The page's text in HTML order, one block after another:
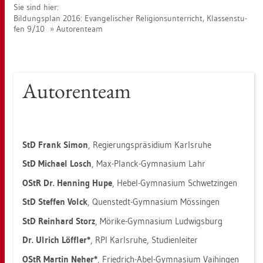
Sie sind hier:
Bil­dungs­plan 2016: Evan­ge­li­scher Re­li­gi­ons­un­ter­richt, Klas­sen­stu­
fen 9/10
Au­to­ren­team
Au­to­ren­team
StD Frank Simon, Re­gie­rungs­prä­si­di­um Karls­ru­he
StD Mi­cha­el Losch, Max-Planck-Gym­na­si­um Lahr
OStR Dr. Hen­ning Hupe, Hebel-Gym­na­si­um Schwet­zin­gen
StD Stef­fen Volck, Quen­stedt-Gym­na­si­um Mös­sin­gen
StD Rein­hard Storz, Mö­ri­ke-Gym­na­si­um Lud­wigs­burg
Dr. Ul­rich Löff­ler*, RPI Karls­ru­he, Stu­di­en­lei­ter
OStR Mar­tin Neher*, Fried­rich-Abel-Gym­na­si­um Vai­hin­gen